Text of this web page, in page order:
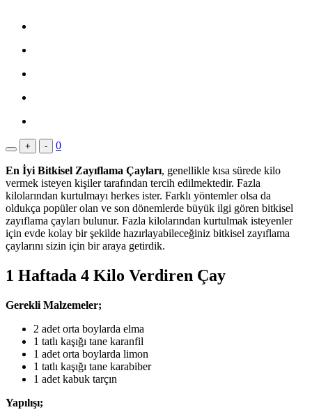
+ - 0
En İyi Bitkisel Zayıflama Çayları, genellikle kısa sürede kilo
vermek isteyen kişiler tarafından tercih edilmektedir. Fazla
kilolarından kurtulmayı herkes ister. Farklı yöntemler olsa da
oldukça popüler olan ve son dönemlerde büyük ilgi gören bitkisel
zayıflama çayları bulunur. Fazla kilolarından kurtulmak isteyenler
için evde kolay bir şekilde hazırlayabileceğiniz bitkisel zayıflama
çaylarını sizin için bir araya getirdik.
1 Haftada 4 Kilo Verdiren Çay
Gerekli Malzemeler;
2 adet orta boylarda elma
1 tatlı kaşığı tane karanfil
1 adet orta boylarda limon
1 tatlı kaşığı tane karabiber
1 adet kabuk tarçın
Yapılışı;